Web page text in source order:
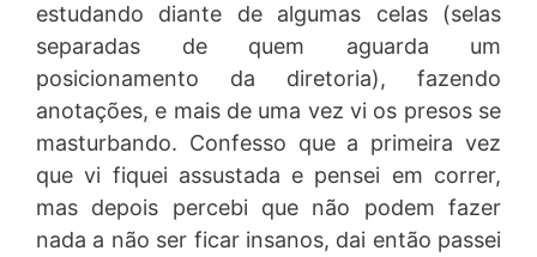
estudando diante de algumas celas (selas
separadas de quem aguarda um
posicionamento da diretoria), fazendo
anotações, e mais de uma vez vi os presos se
masturbando. Confesso que a primeira vez
que vi fiquei assustada e pensei em correr,
mas depois percebi que não podem fazer
nada a não ser ficar insanos, dai então passei